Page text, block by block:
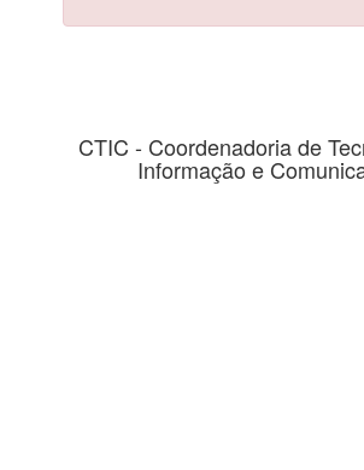
CTIC - Coordenadoria de
Informação e